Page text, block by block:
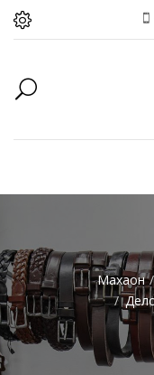
Махаон